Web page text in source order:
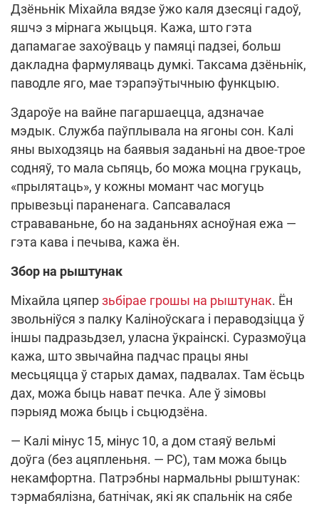
Дзёньнік Міхайла вядзе ўжо каля дзесяці гадоў,
яшчэ з мірнага жыцьця. Кажа, што гэта
дапамагае захоўваць у памяці падзеі, больш
дакладна фармуляваць думкі. Таксама дзёньнік,
паводле яго, мае тэрапэўтычныю функцыю.
Здароўе на вайне пагаршаецца, адзначае
мэдык. Служба паўплывала на ягоны сон. Калі
яны выходзяць на баявыя заданьні на двое-трое
содняў, то мала сьпяць, бо можа моцна грукаць,
«прылятаць», у кожны момант час могуць
прывезьці параненага. Сапсавалася
страваваньне, бо на заданьнях асноўная ежа —
гэта кава і печыва, кажа ён.
Збор на рыштунак
Міхайла цяперзьбірае грошы на рыштунак. Ён
звольніўся з палку Каліноўскага і пераводзіцца ў
іншы падразьдзел, уласна ўкраінскі. Суразмоўца
кажа, што звычайна падчас працы яны
месьцяцца ў старых дамах, падвалах. Там ёсьць
дах, можа быць нават печка. Але ў зімовы
пэрыяд можа быць і сьцюдзёна.
— Калі мінус 15, мінус 10, а дом стаяў вельмі
доўга (без ацяпленьня. — РС), там можа быць
некамфортна. Патрэбны нармальны рыштунак:
тэрмабялізна, батнічак, які як спальнік на сябе